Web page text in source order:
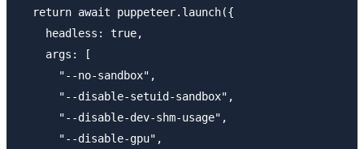
  return await puppeteer.launch({
    headless: true,
    args: [
      "--no-sandbox",
      "--disable-setuid-sandbox",
      "--disable-dev-shm-usage",
      "--disable-gpu",